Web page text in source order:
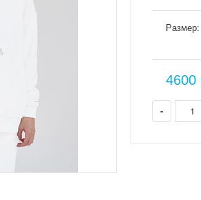
Размер:
4600
-